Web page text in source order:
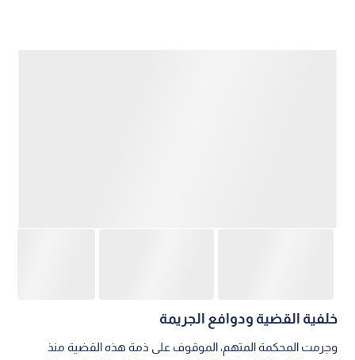
خلفية القضية ودوافع الجريمة
وجرمت المحكمة المتهم، الموقوف على ذمة هذه القضية منذ